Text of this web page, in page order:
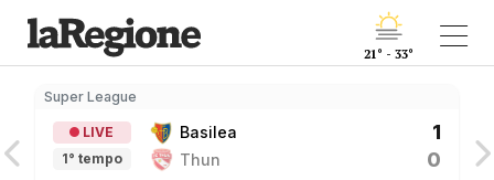
21° - 33°
Super League
LIVE
1° tempo
Basilea 1
Thun 0